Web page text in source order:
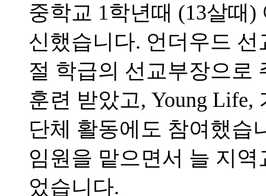
중학교 1학년때 (13살때
신했습니다. 언더우드
절 학급의 선교부장으로
훈련 받았고, Young
단체 활동에도 참여했습
임원을 맡으면서 늘 지
었습니다.